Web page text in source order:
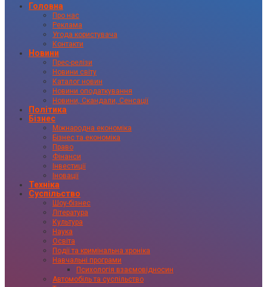
Головна
Про нас
Реклама
Угода користувача
Контакти
Новини
Прес-релізи
Новини світу
Каталог новин
Новини оподаткування
Новини, Скандали, Сенсації
Політика
Бізнес
Міжнародна економіка
Бізнес та економіка
Право
Фінанси
Інвестиції
Іновації
Техніка
Суспільство
Шоу-бізнес
Література
Культура
Наука
Освіта
Події та кримінальна хроніка
Навчальні програми
Психологія взаємовідносин
Автомобіль та суспільство